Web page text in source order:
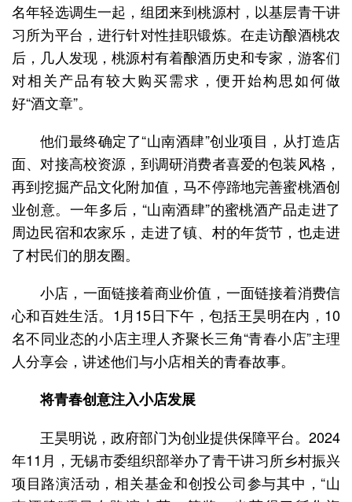
名年轻选调生一起，组团来到桃源村，以基层青干讲
习所为平台，进行针对性挂职锻炼。在走访酿酒桃农
后，几人发现，桃源村有着酿酒历史和专家，游客们
对相关产品有较大购买需求，便开始构思如何做
好“酒文章”。
他们最终确定了“山南酒肆”创业项目，从打造店
面、对接高校资源，到调研消费者喜爱的包装风格，
再到挖掘产品文化附加值，马不停蹄地完善蜜桃酒创
业创意。一年多后，“山南酒肆”的蜜桃酒产品走进了
周边民宿和农家乐，走进了镇、村的年货节，也走进
了村民们的朋友圈。
小店，一面链接着商业价值，一面链接着消费信
心和百姓生活。1月15日下午，包括王昊明在内，10
名不同业态的小店主理人齐聚长三角“青春小店”主理
人分享会，讲述他们与小店相关的青春故事。
将青春创意注入小店发展
王昊明说，政府部门为创业提供保障平台。2024
年11月，无锡市委组织部举办了青干讲习所乡村振兴
项目路演活动，相关基金和创投公司参与其中，“山